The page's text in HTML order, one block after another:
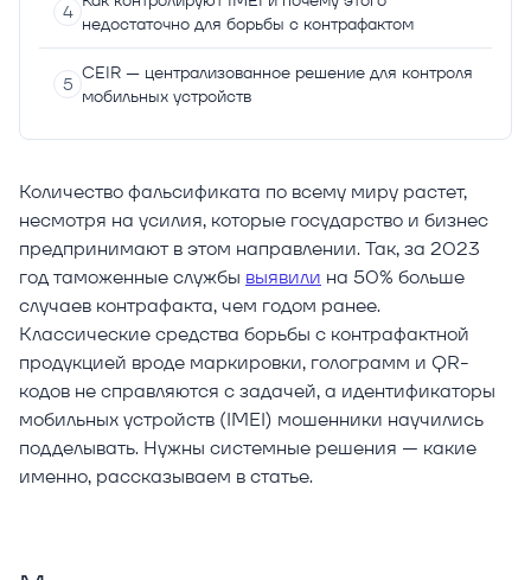
Количество фальсификата по всему миру растет,
несмотря на усилия, которые государство и бизнес
предпринимают в этом направлении. Так, за 2023
год таможенные службы выявили на 50% больше
случаев контрафакта, чем годом ранее.
Классические средства борьбы с контрафактной
продукцией вроде маркировки, голограмм и QR-
кодов не справляются с задачей, а идентификаторы
мобильных устройств (IMEI) мошенники научились
подделывать. Нужны системные решения — какие
именно, рассказываем в статье.
недостаточно для борьбы с контрафактом
CEIR — централизованное решение для контроля
мобильных устройств